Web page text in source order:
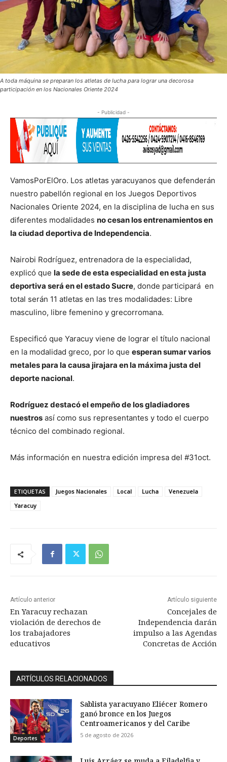
A toda máquina se preparan los atletas de lucha para lograr una decorosa
participación en los Nacionales Oriente 2024
- Publicidad -
VamosPorElOro. Los atletas yaracuyanos que defenderán
nuestro pabellón regional en los Juegos Deportivos
Nacionales Oriente 2024, en la disciplina de lucha en sus
diferentes modalidades no cesan los entrenamientos en
la ciudad deportiva de Independencia.
Nairobi Rodríguez, entrenadora de la especialidad,
explicó que la sede de esta especialidad en esta justa
deportiva será en el estado Sucre, donde participará en
total serán 11 atletas en las tres modalidades: Libre
masculino, libre femenino y grecorromana.
Especificó que Yaracuy viene de lograr el título nacional
en la modalidad greco, por lo que esperan sumar varios
metales para la causa jirajara en la máxima justa del
deporte nacional.
Rodríguez destacó el empeño de los gladiadores
nuestros así como sus representantes y todo el cuerpo
técnico del combinado regional.
Más información en nuestra edición impresa del #31oct.
ETIQUETAS Juegos Nacionales Local Lucha
Venezuela
Yaracuy
Artículo anterior
En Yaracuy rechazan
violación de derechos de
los trabajadores
educativos
Artículo siguiente
Concejales de
Independencia darán
impulso a las Agendas
Concretas de Acción
ARTÍCULOS RELACIONADOS
Deportes
Sablista yaracuyano Eliécer Romero
ganó bronce en los Juegos
Centroamericanos y del Caribe
5 de agosto de 2026